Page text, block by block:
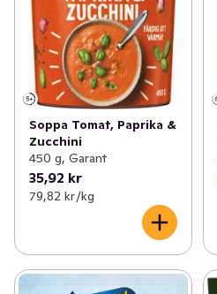
Soppa Tomat, Paprika &
Zucchini
450 g, Garant
35,92 kr
79,82 kr /kg